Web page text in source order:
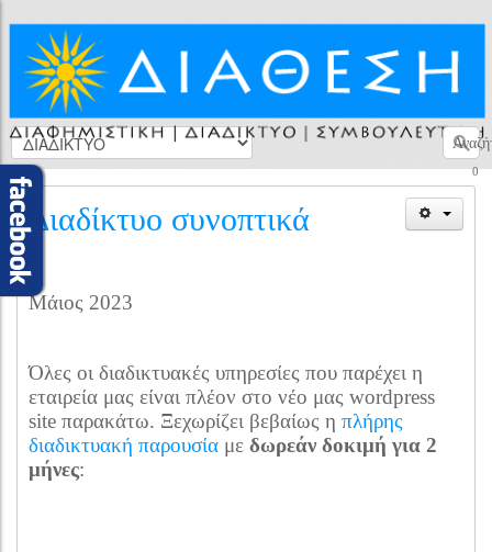
0
Διαδίκτυο συνοπτικά
Μάιος 2023
Όλες οι διαδικτυακές υπηρεσίες που παρέχει η
εταιρεία μας είναι πλέον στο νέο μας wordpress
site παρακάτω. Ξεχωρίζει βεβαίως η πλήρης
διαδικτυακή παρουσία με δωρεάν δοκιμή για 2
μήνες: